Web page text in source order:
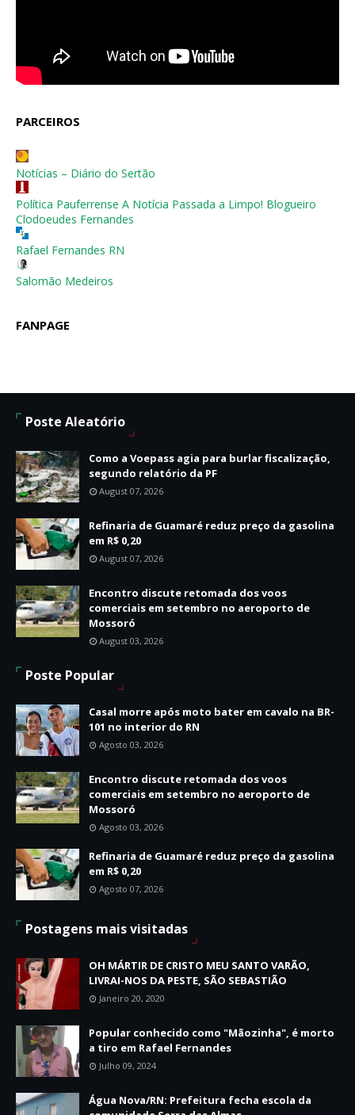
PARCEIROS
Notícias – Diário do Sertão
Política Pauferrense A Notícia Passada a Limpo! Blogueiro
Clodoeudes Fernandes
Rafael Fernandes RN
Salomão Medeiros
FANPAGE
Poste Aleatório
Como a Voepass agia para burlar fiscalização,
segundo relatório da PF
August 07, 2026
Refinaria de Guamaré reduz preço da gasolina
em R$ 0,20
August 07, 2026
Encontro discute retomada dos voos
comerciais em setembro no aeroporto de
Mossoró
August 03, 2026
Poste Popular
Casal morre após moto bater em cavalo na BR-
101 no interior do RN
Agosto 03, 2026
Encontro discute retomada dos voos
comerciais em setembro no aeroporto de
Mossoró
Agosto 03, 2026
Refinaria de Guamaré reduz preço da gasolina
em R$ 0,20
Agosto 07, 2026
Postagens mais visitadas
OH MÁRTIR DE CRISTO MEU SANTO VARÃO,
LIVRAI-NOS DA PESTE, SÃO SEBASTIÃO
Janeiro 20, 2020
Popular conhecido como "Mãozinha", é morto
a tiro em Rafael Fernandes
Julho 09, 2024
Água Nova/RN: Prefeitura fecha escola da